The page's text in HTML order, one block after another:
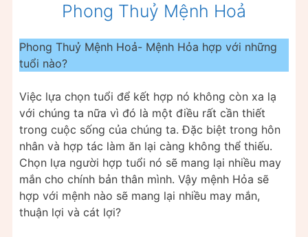
Phong Thuỷ Mệnh Hoả
Phong Thuỷ Mệnh Hoả- Mệnh Hỏa hợp với những
tuổi nào?
Việc lựa chọn tuổi để kết hợp nó không còn xa lạ
với chúng ta nữa vì đó là một điều rất cần thiết
trong cuộc sống của chúng ta. Đặc biệt trong hôn
nhân và hợp tác làm ăn lại càng không thể thiếu.
Chọn lựa người hợp tuổi nó sẽ mang lại nhiều may
mắn cho chính bản thân mình. Vậy mệnh Hỏa sẽ
hợp với mệnh nào sẽ mang lại nhiều may mắn,
thuận lợi và cát lợi?